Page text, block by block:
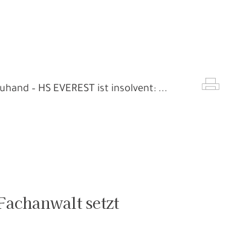
– HS EVEREST ist insolvent: ...
setzt